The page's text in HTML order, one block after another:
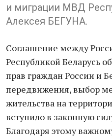
и миграции МВД
Алексея БЕГУНА.
Соглашение между
Республикой Беларусь
прав граждан России и
передвижения, выбор
жительства на
вступило в законную
Благодаря этому